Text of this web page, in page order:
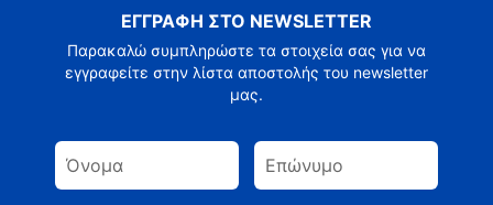
ΕΓΓΡΑΦΗ ΣΤΟ NEWSLETTER
Παρακαλώ συμπληρώστε τα στοιχεία σας για να
εγγραφείτε στην λίστα αποστολής του newsletter
μας.